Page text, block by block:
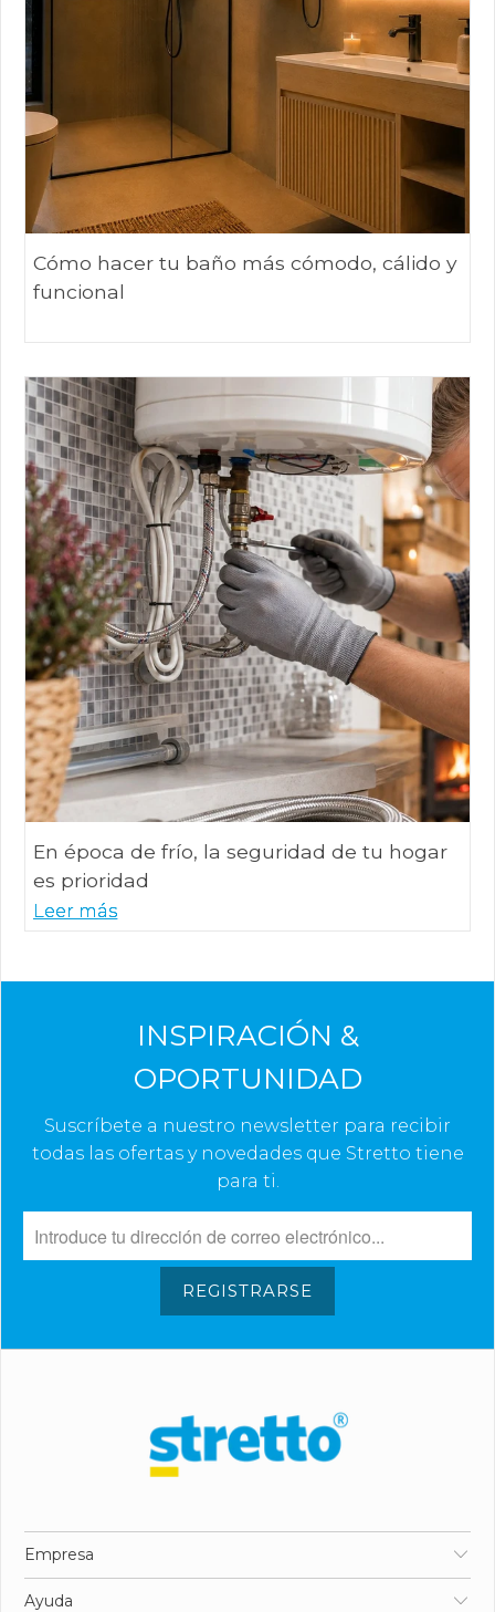
Leer más
Cómo hacer tu baño más cómodo, cálido y
funcional
Leer más
En época de frío, la seguridad de tu hogar
es prioridad
Leer más
INSPIRACIÓN &
OPORTUNIDAD
Suscríbete a nuestro newsletter para recibir
todas las ofertas y novedades que Stretto tiene
para ti.
REGISTRARSE
Empresa
Ayuda